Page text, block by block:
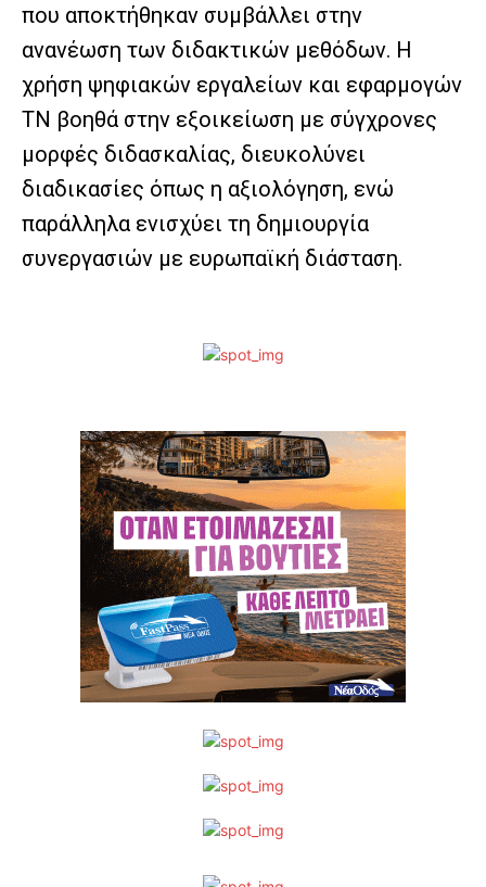
που αποκτήθηκαν συμβάλλει στην
ανανέωση των διδακτικών μεθόδων. Η
χρήση ψηφιακών εργαλείων και εφαρμογών
ΤΝ βοηθά στην εξοικείωση με σύγχρονες
μορφές διδασκαλίας, διευκολύνει
διαδικασίες όπως η αξιολόγηση, ενώ
παράλληλα ενισχύει τη δημιουργία
συνεργασιών με ευρωπαϊκή διάσταση.